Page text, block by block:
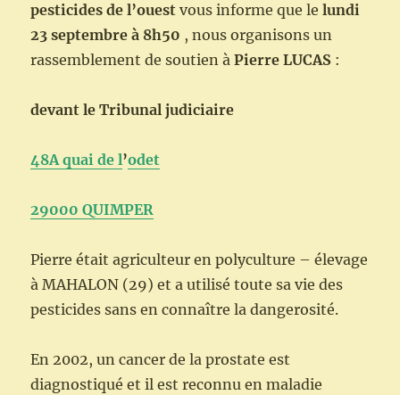
pesticides de l’ouest vous informe que lelundi
23 septembre à 8h50 , nous organisons un
rassemblement de soutien àPierre LUCAS :
devant le Tribunal judiciaire
48A quai de l’odet
29000 QUIMPER
Pierre était agriculteur en polyculture – élevage
à MAHALON (29) et a utilisé toute sa vie des
pesticides sans en connaître la dangerosité.
En 2002, un cancer de la prostate est
diagnostiqué et il est reconnu en maladie